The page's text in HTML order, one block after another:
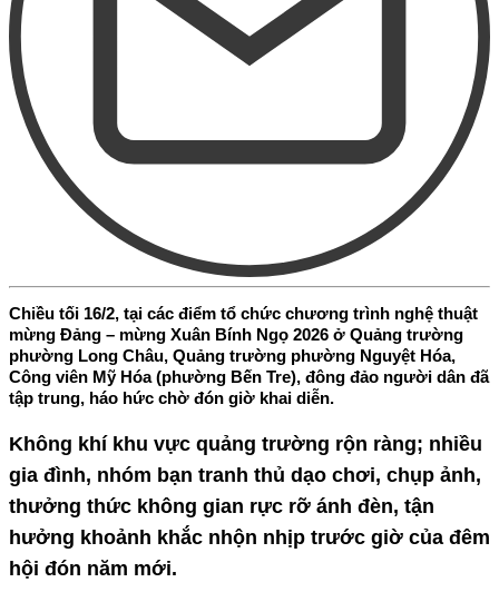
Chiều tối 16/2, tại các điểm tổ chức chương trình nghệ thuật
mừng Đảng – mừng Xuân Bính Ngọ 2026 ở Quảng trường
phường Long Châu, Quảng trường phường Nguyệt Hóa,
Công viên Mỹ Hóa (phường Bến Tre), đông đảo người dân đã
tập trung, háo hức chờ đón giờ khai diễn.
Không khí khu vực quảng trường rộn ràng; nhiều
gia đình, nhóm bạn tranh thủ dạo chơi, chụp ảnh,
thưởng thức không gian rực rỡ ánh đèn, tận
hưởng khoảnh khắc nhộn nhịp trước giờ của đêm
hội đón năm mới.